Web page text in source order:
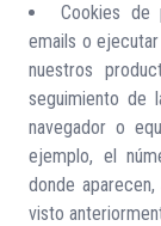
Cookies de
emails o
nuestros
seguimiento de
navegador o
ejemplo, el
donde
visto